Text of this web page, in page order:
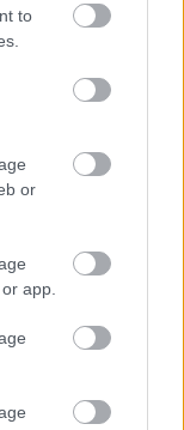
to
or
app.
millió
(40
Portugália
millió euró)